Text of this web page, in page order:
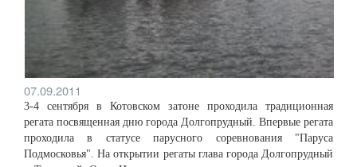
07.09.2011
3-4 сентября в Котовском затоне проходила традиционная
регата посвященная дню города Долгопрудный. Впервые регата
проходила в статусе парусного соревнования "Паруса
Подмосковья". На открытии регаты глава города Долгопрудный